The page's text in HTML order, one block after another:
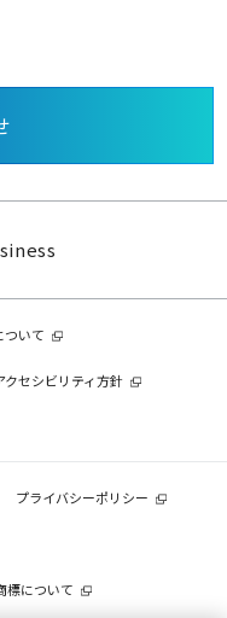
ついて
クセシビリティ方針
プライバシーポリシー
標について